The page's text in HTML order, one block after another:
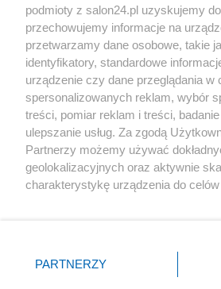
Społeczeństwo
Kultura
X Facebook
podmioty z salon24.pl uzyskujemy
przechowujemy informacje na
przetwarzamy dane osobowe, takie
identyfikatory, standardowe
urządzenie czy dane przeglądania w
spersonalizowanych reklam, wybór
treści, pomiar reklam i treści,
ulepszanie usług. Za zgodą
Partnerzy możemy używać
geolokalizacyjnych oraz aktywnie
charakterystykę urządzenia do
zmienić/wycofać klikając przycisk
znajdujący się w lewym dolnym rogu
PARTNERZY